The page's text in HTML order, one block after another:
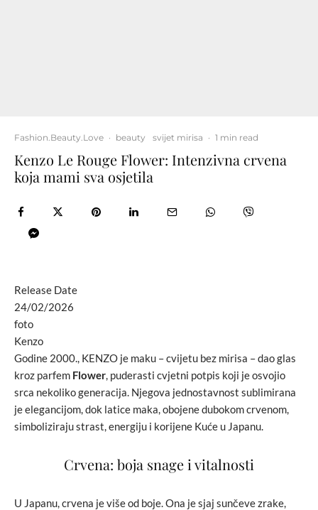
Fashion.Beauty.Love · beauty svijet mirisa · 1 min read
Kenzo Le Rouge Flower: Intenzivna crvena
koja mami sva osjetila
Release Date
24/02/2026
foto
Kenzo
Godine 2000., KENZO je maku – cvijetu bez mirisa – dao glas
kroz parfem Flower, puderasti cvjetni potpis koji je osvojio
srca nekoliko generacija. Njegova jednostavnost sublimirana
je elegancijom, dok latice maka, obojene dubokom crvenom,
simboliziraju strast, energiju i korijene Kuće u Japanu.
Crvena: boja snage i vitalnosti
U Japanu, crvena je više od boje. Ona je sjaj sunčeve zrake,